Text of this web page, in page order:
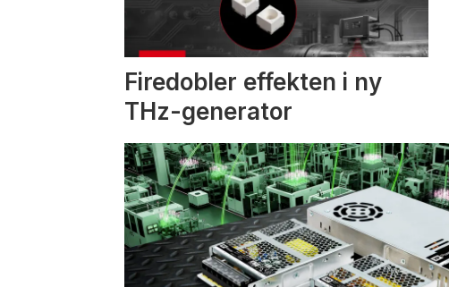
Firedobler effekten i ny
THz-generator